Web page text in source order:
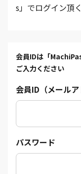
s」でログイン頂
会員IDは「
ご入力ください
会員ID（メールア
パスワード